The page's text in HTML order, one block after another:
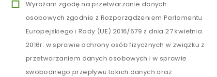
Wyrażam zgodę na przetwarzanie danych
osobowych zgodnie z Rozporządzeniem Parlamentu
Europejskiego i Rady (UE) 2016/679 z dnia 27 kwietnia
2016r. w sprawie ochrony osób fizycznych w związku z
przetwarzaniem danych osobowych i w sprawie
swobodnego przepływu takich danych oraz